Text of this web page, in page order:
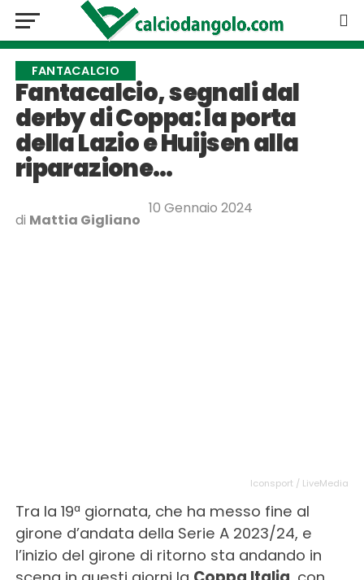
FANTACALCIO
Fantacalcio, segnali dal
derby di Coppa: la porta
della Lazio e Huijsen alla
riparazione…
di Mattia Gigliano
10 Gennaio 2024
Iconsport / LiveMedia
Tra la 19ª giornata, che ha messo fine al
girone d’andata della Serie A 2023/24, e
l’inizio del girone di ritorno sta andando in